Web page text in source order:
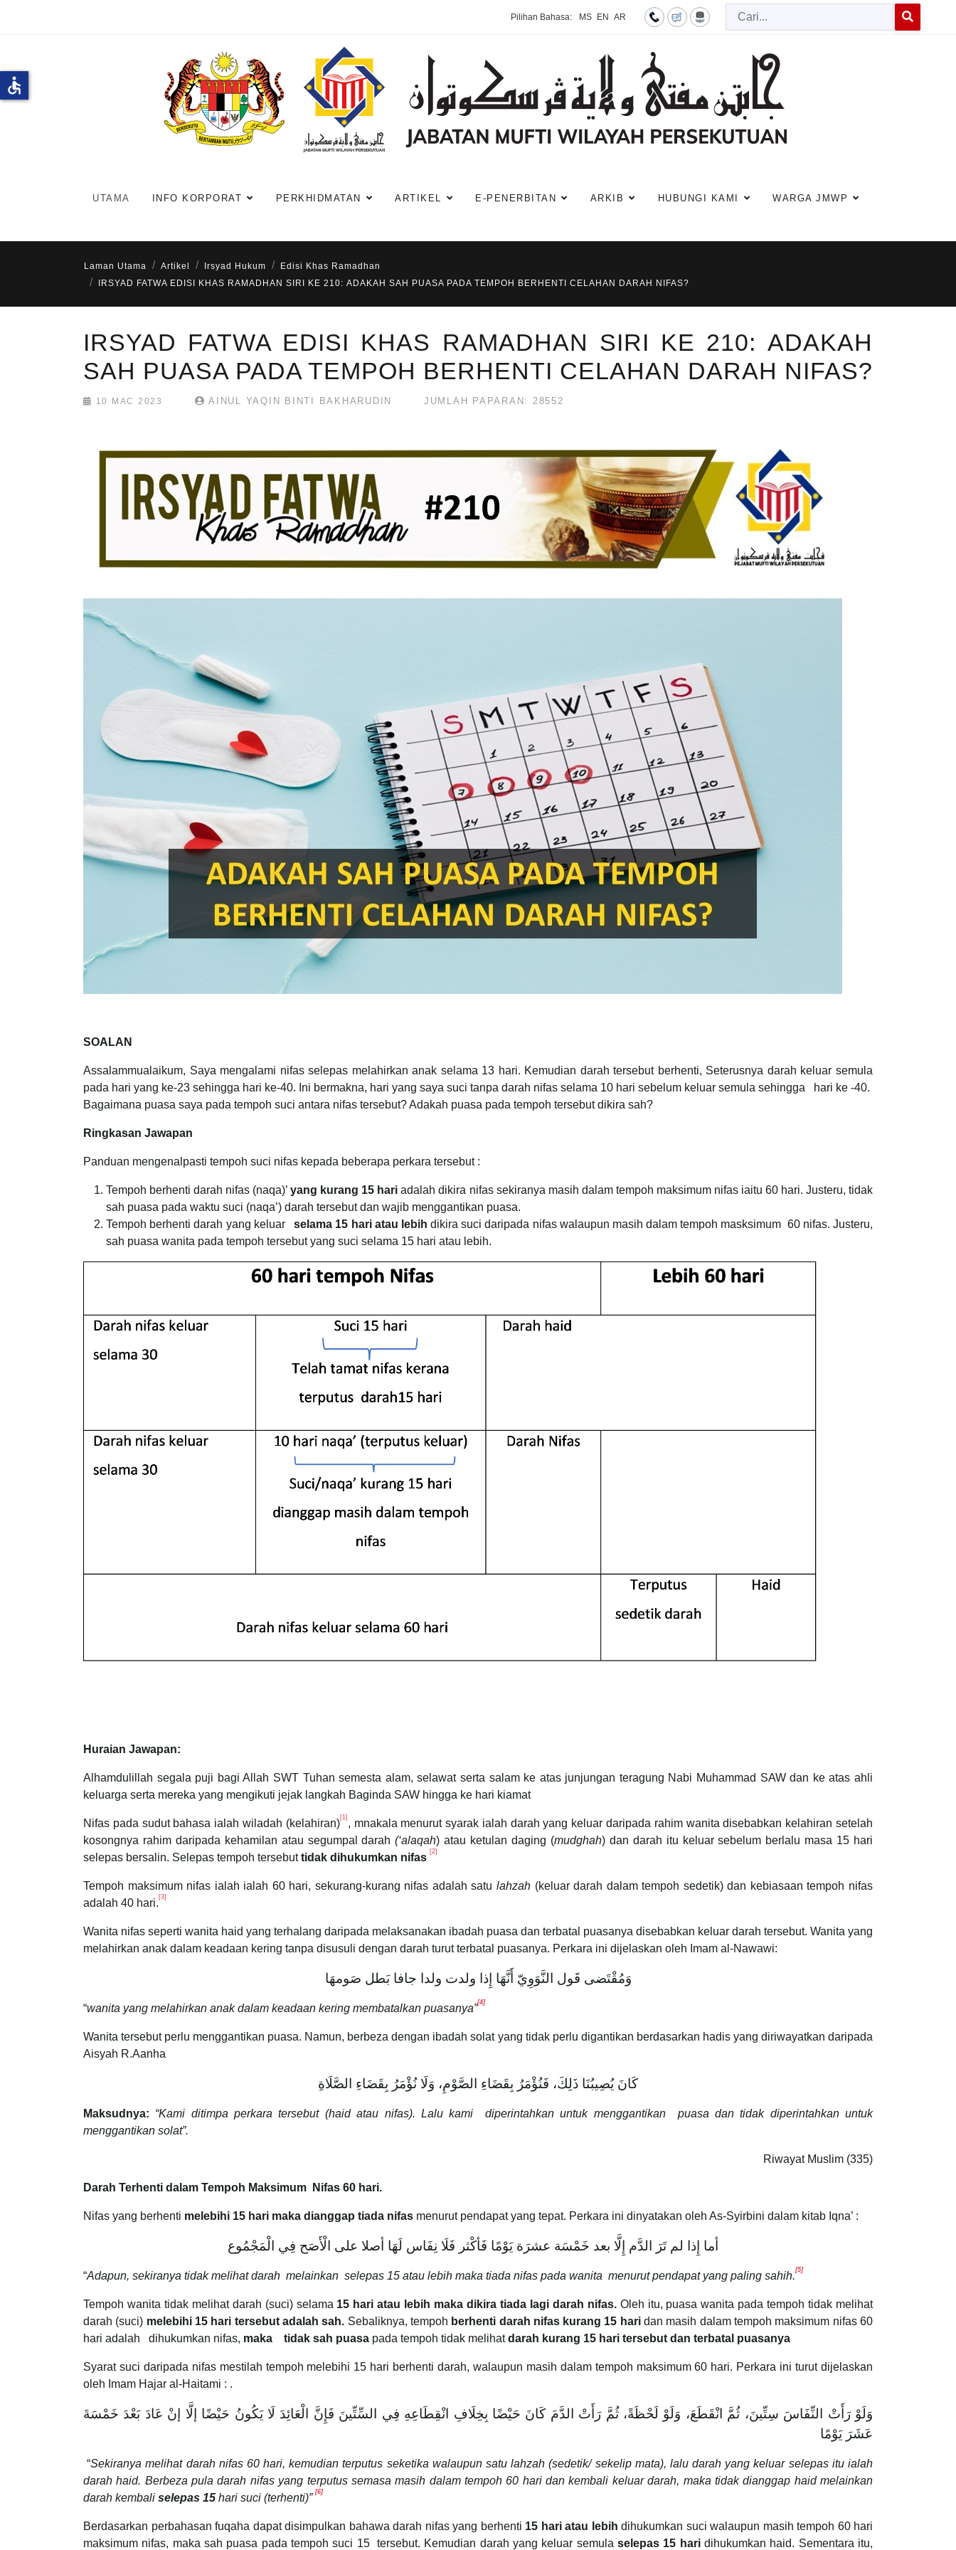
Pilihan Bahasa: MS EN AR
Cari
UTAMA INFO KORPORAT PERKHIDMATAN ARTIKEL E-PENERBITAN ARKIB HUBUNGI KAMI WARGA JMWP
Laman Utama Artikel Irsyad Hukum
Edisi Khas Ramadhan
IRSYAD FATWA EDISI KHAS RAMADHAN SIRI KE 210: ADAKAH SAH PUASA PADA TEMPOH BERHENTI CELAHAN DARAH NIFAS?
IRSYAD FATWA EDISI KHAS RAMADHAN SIRI KE 210: ADAKAH
SAH PUASA PADA TEMPOH BERHENTI CELAHAN DARAH NIFAS?
10 MAC 2023 AINUL YAQIN BINTI BAKHARUDIN JUMLAH PAPARAN: 28552
SOALAN
Assalammualaikum, Saya mengalami nifas selepas melahirkan anak selama 13 hari. Kemudian darah tersebut berhenti, Seterusnya darah keluar semula
pada hari yang ke-23 sehingga hari ke-40. Ini bermakna, hari yang saya suci tanpa darah nifas selama 10 hari sebelum keluar semula sehingga hari ke -40.
Bagaimana puasa saya pada tempoh suci antara nifas tersebut? Adakah puasa pada tempoh tersebut dikira sah?
Ringkasan Jawapan
Panduan mengenalpasti tempoh suci nifas kepada beberapa perkara tersebut :
Tempoh berhenti darah nifas (naqa)’yang kurang 15 hari adalah dikira nifas sekiranya masih dalam tempoh maksimum nifas iaitu 60 hari. Justeru, tidak
sah puasa pada waktu suci (naqa’) darah tersebut dan wajib menggantikan puasa.
Tempoh berhenti darah yang keluarselama 15 hari atau lebih dikira suci daripada nifas walaupun masih dalam tempoh masksimum 60 nifas. Justeru,
sah puasa wanita pada tempoh tersebut yang suci selama 15 hari atau lebih.
Huraian Jawapan:
Alhamdulillah segala puji bagi Allah SWT Tuhan semesta alam, selawat serta salam ke atas junjungan teragung Nabi Muhammad SAW dan ke atas ahli
keluarga serta mereka yang mengikuti jejak langkah Baginda SAW hingga ke hari kiamat
Nifas pada sudut bahasa ialah wiladah (kelahiran)[1] , mnakala menurut syarak ialah darah yang keluar daripada rahim wanita disebabkan kelahiran setelah
kosongnya rahim daripada kehamilan atau segumpal darah(‘alaqah) atau ketulan daging (mudghah) dan darah itu keluar sebelum berlalu masa 15 hari
selepas bersalin. Selepas tempoh tersebuttidak dihukumkan nifas [2]
Tempoh maksimum nifas ialah ialah 60 hari, sekurang-kurang nifas adalah satu lahzah (keluar darah dalam tempoh sedetik) dan kebiasaan tempoh nifas
adalah 40 hari. [3]
Wanita nifas seperti wanita haid yang terhalang daripada melaksanakan ibadah puasa dan terbatal puasanya disebabkan keluar darah tersebut. Wanita yang
melahirkan anak dalam keadaan kering tanpa disusuli dengan darah turut terbatal puasanya. Perkara ini dijelaskan oleh Imam al-Nawawi:
وَمُقْتَضى قَول النَّوَوِيّ أَنَّهَا إِذا ولدت ولدا جافا بَطل صَومهَا
“wanita yang melahirkan anak dalam keadaan kering membatalkan puasanya”[4]
Wanita tersebut perlu menggantikan puasa. Namun, berbeza dengan ibadah solat yang tidak perlu digantikan berdasarkan hadis yang diriwayatkan daripada
Aisyah R.Aanha
كَانَ يُصِيبُنَا ذَلِكَ، فَنُؤْمَرُ بِقَضَاءِ الصَّوْمِ، وَلَا نُؤْمَرُ بِقَضَاءِ الصَّلَاةِ
Maksudnya: “Kami ditimpa perkara tersebut (haid atau nifas). Lalu kami diperintahkan untuk menggantikan puasa dan tidak diperintahkan untuk
menggantikan solat”.
Riwayat Muslim (335)
Darah Terhenti dalam Tempoh Maksimum Nifas 60 hari.
Nifas yang berhenti melebihi 15 hari maka dianggap tiada nifas menurut pendapat yang tepat. Perkara ini dinyatakan oleh As-Syirbini dalam kitab Iqna’ :
أما إِذا لم تَرَ الدَّم إِلَّا بعد خَمْسَة عشرَة يَوْمًا فَأكْثر فَلَا نِفَاس لَهَا أصلا على الْأَصَح فِي الْمَجْمُوع
“Adapun, sekiranya tidak melihat darah melainkan selepas 15 atau lebih maka tiada nifas pada wanita menurut pendapat yang paling sahih.[5]
Tempoh wanita tidak melihat darah (suci) selama 15 hari atau lebih maka dikira tiada lagi darah nifas. Oleh itu, puasa wanita pada tempoh tidak melihat
darah (suci) melebihi 15 hari tersebut adalah sah. Sebaliknya, tempoh berhenti darah nifas kurang 15 haridan masih dalam tempoh maksimum nifas 60
hari adalah dihukumkan nifas, maka tidak sah puasa pada tempoh tidak melihatdarah kurang 15 hari tersebut dan terbatal puasanya
Syarat suci daripada nifas mestilah tempoh melebihi 15 hari berhenti darah, walaupun masih dalam tempoh maksimum 60 hari. Perkara ini turut dijelaskan
oleh Imam Hajar al-Haitami : .
وَلَوْ رَأَتْ النِّفَاسَ سِتِّينَ، ثُمَّ انْقَطَعَ، وَلَوْ لَحْظَةً، ثُمَّ رَأَتْ الدَّمَ كَانَ حَيْضًا بِخِلَافِ انْقِطَاعِهِ فِي السِّتِّينَ فَإِنَّ الْعَائِدَ لَا يَكُونُ حَيْضًا إلَّا إنْ عَادَ بَعْدَ خَمْسَةَ
عَشَرَ يَوْمًا
“Sekiranya melihat darah nifas 60 hari, kemudian terputus seketika walaupun satu lahzah (sedetik/ sekelip mata), lalu darah yang keluar selepas itu ialah
darah haid. Berbeza pula darah nifas yang terputus semasa masih dalam tempoh 60 hari dan kembali keluar darah, maka tidak dianggap haid melainkan
darah kembali selepas 15 hari suci (terhenti)”[6]
Berdasarkan perbahasan fuqaha dapat disimpulkan bahawa darah nifas yang berhenti 15 hari atau lebih dihukumkan suci walaupun masih tempoh 60 hari
maksimum nifas, maka sah puasa pada tempoh suci 15 tersebut. Kemudian darah yang keluar semulaselepas 15 haridihukumkan haid. Sementara itu,
accessible